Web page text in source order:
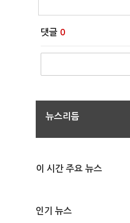
댓글 0
뉴스리듬
이 시간 주요 뉴스
인기 뉴스